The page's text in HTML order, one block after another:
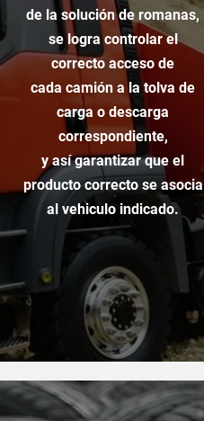
de lasoluciónde romanas,
se logra controlar el
correcto acceso de
cadacamión a la tolva de
carga o descarga
correspondiente,
y así garantizar que el
producto correcto se asocia
al vehiculo indicado.